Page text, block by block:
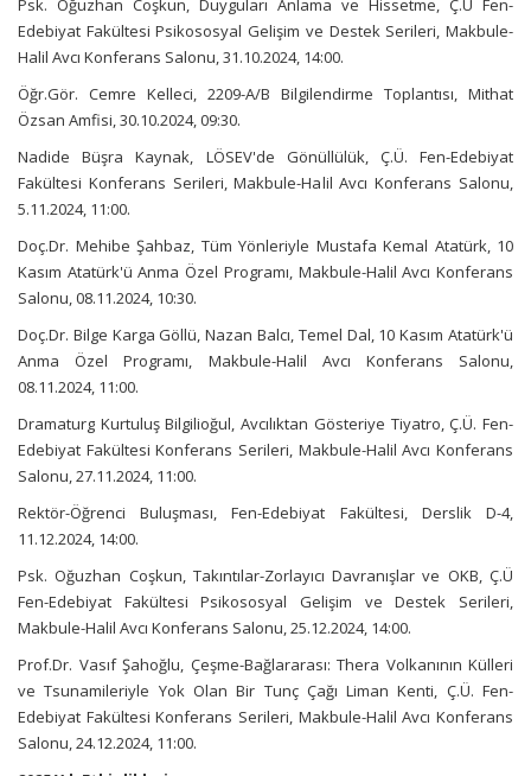
Psk. Oğuzhan Coşkun, Duyguları Anlama ve Hissetme, Ç.Ü Fen-
Edebiyat Fakültesi Psikososyal Gelişim ve Destek Serileri, Makbule-
Halil Avcı Konferans Salonu, 31.10.2024, 14:00.
Öğr.Gör. Cemre Kelleci, 2209-A/B Bilgilendirme Toplantısı, Mithat
Özsan Amfisi, 30.10.2024, 09:30.
Nadide Büşra Kaynak, LÖSEV'de Gönüllülük, Ç.Ü. Fen-Edebiyat
Fakültesi Konferans Serileri, Makbule-Halil Avcı Konferans Salonu,
5.11.2024, 11:00.
Doç.Dr. Mehibe Şahbaz, Tüm Yönleriyle Mustafa Kemal Atatürk, 10
Kasım Atatürk'ü Anma Özel Programı, Makbule-Halil Avcı Konferans
Salonu, 08.11.2024, 10:30.
Doç.Dr. Bilge Karga Göllü, Nazan Balcı, Temel Dal, 10 Kasım Atatürk'ü
Anma Özel Programı, Makbule-Halil Avcı Konferans Salonu,
08.11.2024, 11:00.
Dramaturg Kurtuluş Bilgilioğul, Avcılıktan Gösteriye Tiyatro, Ç.Ü. Fen-
Edebiyat Fakültesi Konferans Serileri, Makbule-Halil Avcı Konferans
Salonu, 27.11.2024, 11:00.
Rektör-Öğrenci Buluşması, Fen-Edebiyat Fakültesi, Derslik D-4,
11.12.2024, 14:00.
Psk. Oğuzhan Coşkun, Takıntılar-Zorlayıcı Davranışlar ve OKB, Ç.Ü
Fen-Edebiyat Fakültesi Psikososyal Gelişim ve Destek Serileri,
Makbule-Halil Avcı Konferans Salonu, 25.12.2024, 14:00.
Prof.Dr. Vasıf Şahoğlu, Çeşme-Bağlararası: Thera Volkanının Külleri
ve Tsunamileriyle Yok Olan Bir Tunç Çağı Liman Kenti, Ç.Ü. Fen-
Edebiyat Fakültesi Konferans Serileri, Makbule-Halil Avcı Konferans
Salonu, 24.12.2024, 11:00.